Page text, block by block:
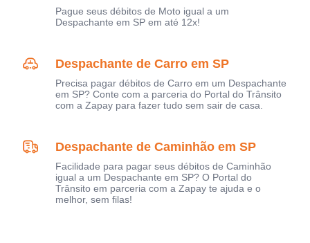
Pague seus débitos de Moto igual a um
Despachante em SP em até 12x!
Despachante de Carro em SP
Precisa pagar débitos de Carro em um Despachante
em SP? Conte com a parceria do Portal do Trânsito
com a Zapay para fazer tudo sem sair de casa.
Despachante de Caminhão em SP
Facilidade para pagar seus débitos de Caminhão
igual a um Despachante em SP? O Portal do
Trânsito em parceria com a Zapay te ajuda e o
melhor, sem filas!